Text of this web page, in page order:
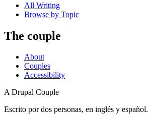
All Writing
Browse by Topic
The couple
About
Couples
Accessibility
A Drupal Couple
Escrito por dos personas, en inglés y español.